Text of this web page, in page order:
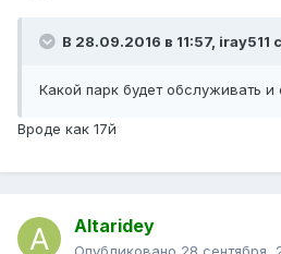
В 28.09.2016 в 11:57, iray511
Какой парк будет обслуживать и
Вроде как 17й
Altaridey